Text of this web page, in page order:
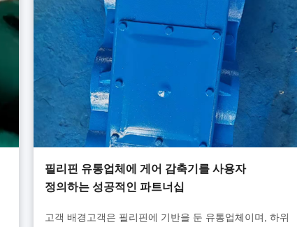
매개 변수 요구 사항을 제안했습니다.회사의 ...
필리핀 유통업체에 게어 감축기를 사용자
정의하는 성공적인 파트너십
고객 배경고객은 필리핀에 기반을 둔 유통업체이며, 하위